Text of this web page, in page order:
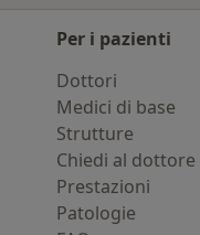
Per i pazienti
Dottori
Medici di base
Strutture
Chiedi al dottore
Prestazioni
Patologie